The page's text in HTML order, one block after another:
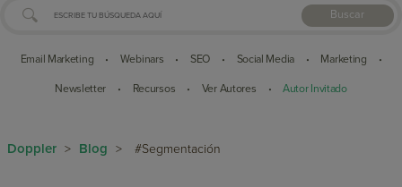
Buscar
Email Marketing • Webinars • SEO • Social Media • Marketing •
Newsletter • Recursos • Ver Autores • Autor Invitado
Doppler > Blog > #Segmentación